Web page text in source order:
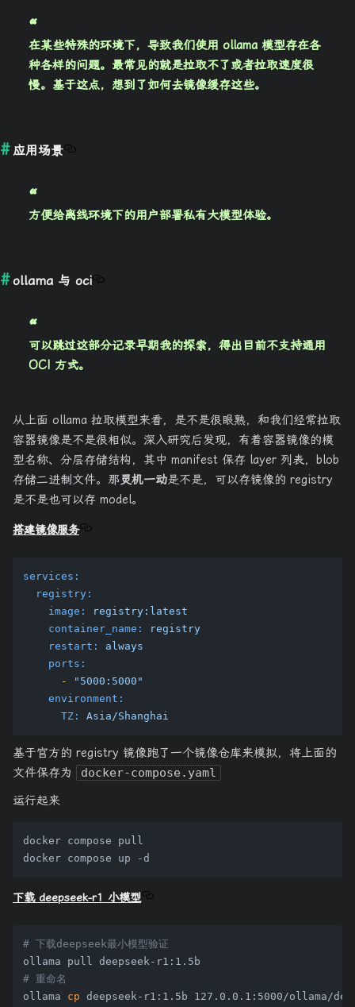
在某些特殊的环境下，导致我们使用 ollama 模型存在各
种各样的问题。最常见的就是拉取不了或者拉取速度很
慢。基于这点，想到了如何去镜像缓存这些。
应用场景
方便给离线环境下的用户部署私有大模型体验。
ollama 与 oci
可以跳过这部分记录早期我的探索，得出目前不支持通用
OCI 方式。
从上面 ollama 拉取模型来看，是不是很眼熟，和我们经常拉取
容器镜像是不是很相似。深入研究后发现，有着容器镜像的模
型名称、分层存储结构，其中 manifest 保存 layer 列表，blob
存储二进制文件。那 灵机一动是不是，可以存镜像的 registry
是不是也可以存 model。
搭建镜像服务
services:
registry:
image:
registry:latest
container_name:
registry
restart:
always
ports:
-
"5000:5000"
environment:
TZ:
Asia/Shanghai
基于官方的 registry 镜像跑了一个镜像仓库来模拟，将上面的
文件保存为
docker-compose.yaml
运行起来
docker compose pull
下载 deepseek-r1 小模型
# 下载deepseek最小模型验证
# 重命名
ollama cp